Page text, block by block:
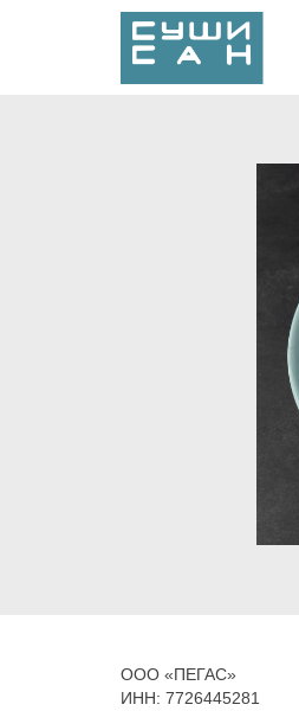
ООО «ПЕГАС»
ИНН: 7726445281